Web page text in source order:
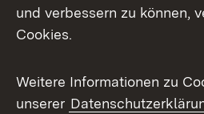
Facebook
X / Twitter
und verbessern zu können,
Cookies.
Weitere Informationen zu
unserer